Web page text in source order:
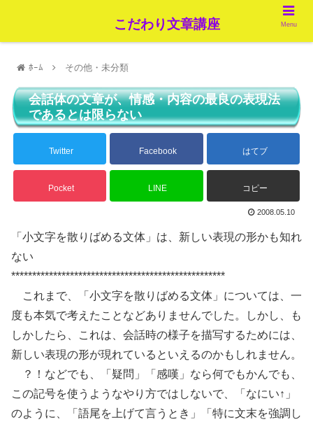
ﾎｰﾑ その他・未分類
会話体の文章が、情感・内容の最良の表現法
であるとは限らない
Twitter Facebook はてブ
Pocket LINE コピー
2008.05.10
「小文字を散りばめる文体」は、新しい表現の形かも知れ
ない
***************************************************
これまで、「小文字を散りばめる文体」については、一
度も本気で考えたことなどありませんでした。しかし、も
しかしたら、これは、会話時の様子を描写するためには、
新しい表現の形が現れているといえるのかもしれません。
？！などでも、「疑問」「感嘆」なら何でもかんでも、
この記号を使うようなやり方ではしないで、「なにい↑」
のように、「語尾を上げて言うとき」「特に文末を強調し
こだわり文章講座 Menu